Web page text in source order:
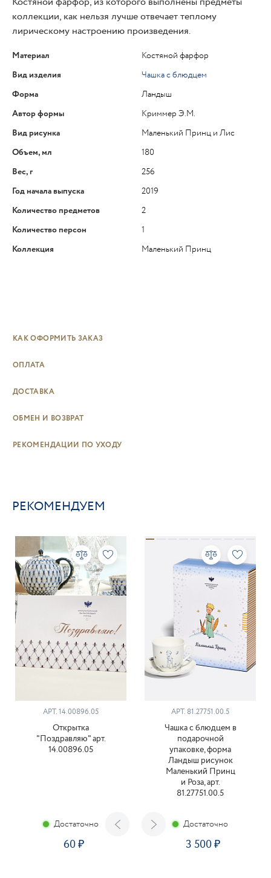
коллекции, как нельзя лучше отвечает теплому
лирическому настроению произведения.
Материал
Костяной фарфор
Вид изделия
Чашка с блюдцем
Форма
Ландыш
Автор формы
Криммер Э.М.
Вид рисунка
Маленький Принц и Лис
Объем, мл
180
Вес, г
256
Год начала выпуска
2019
Количество предметов
2
Количество персон
1
Коллекция
Маленький Принц
КАК ОФОРМИТЬ ЗАКАЗ
ОПЛАТА
ДОСТАВКА
ОБМЕН И ВОЗВРАТ
РЕКОМЕНДАЦИИ ПО УХОДУ
РЕКОМЕНДУЕМ
АРТ. 14.00896.05
Открытка
"Поздравляю" арт.
14.00896.05
Достаточно
60
АРТ. 81.27751.00.5
Чашка с блюдцем в
подарочной
упаковке, форма
Ландыш рисунок
Маленький Принц
и Роза, арт.
81.27751.00.5
Достаточно
3 500